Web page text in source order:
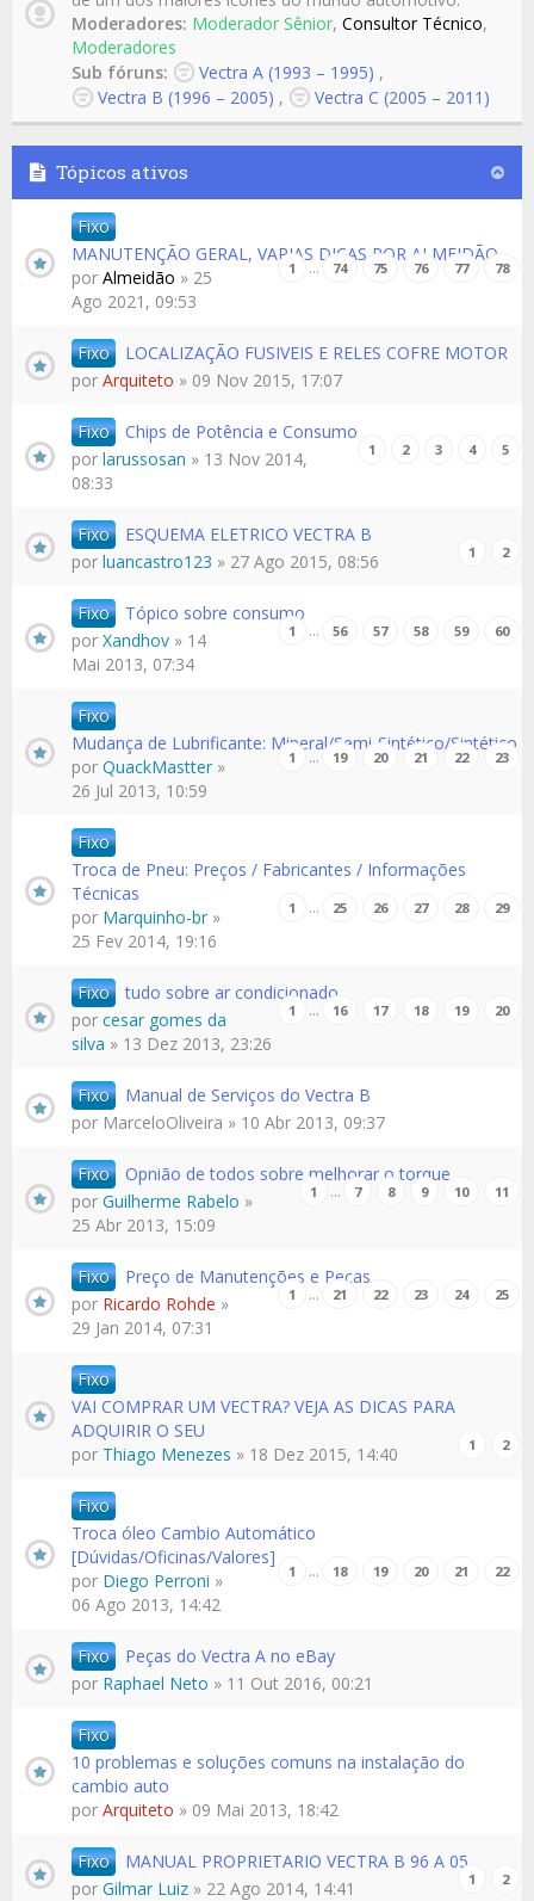
Moderadores: Moderador Sênior, Consultor Técnico,
Moderadores
Sub fóruns:
Vectra A (1993 – 1995) ,
Vectra B (1996 – 2005) , Vectra C (2005 – 2011)
Tópicos ativos
Fixo
MANUTENÇÃO GERAL, VARIAS DICAS POR ALMEIDÃO
1 … 74 75 76 77 78
por Almeidão » 25
Ago 2021, 09:53
Fixo
LOCALIZAÇÃO FUSIVEIS E RELES COFRE MOTOR
por Arquiteto » 09 Nov 2015, 17:07
Fixo Chips de Potência e Consumo
1 2 3 4 5
por larussosan » 13 Nov 2014,
08:33
Fixo ESQUEMA ELETRICO VECTRA B
1 2
por luancastro123 » 27 Ago 2015, 08:56
Fixo Tópico sobre consumo
1 … 56 57 58 59 60
por Xandhov » 14
Mai 2013, 07:34
Fixo
Mudança de Lubrificante: Mineral/Semi-Sintético/Sintético
1 … 19 20 21 22 23
por QuackMastter »
26 Jul 2013, 10:59
Fixo
Troca de Pneu: Preços / Fabricantes / Informações
Técnicas
1 … 25 26 27 28 29
por Marquinho-br »
25 Fev 2014, 19:16
Fixo tudo sobre ar condicionado
1 … 16 17 18 19 20
por cesar gomes da
silva » 13 Dez 2013, 23:26
Fixo
Manual de Serviços do Vectra B
por MarceloOliveira » 10 Abr 2013, 09:37
Fixo Opnião de todos sobre melhorar o torque
1 … 7 8 9 10 11
por Guilherme Rabelo »
25 Abr 2013, 15:09
Fixo Preço de Manutenções e Peças
1 … 21 22 23 24 25
por Ricardo Rohde »
29 Jan 2014, 07:31
Fixo
VAI COMPRAR UM VECTRA? VEJA AS DICAS PARA
ADQUIRIR O SEU
1 2
por Thiago Menezes » 18 Dez 2015, 14:40
Fixo
Troca óleo Cambio Automático
[Dúvidas/Oficinas/Valores]
1 … 18 19 20 21 22
por Diego Perroni »
06 Ago 2013, 14:42
Fixo
Peças do Vectra A no eBay
por Raphael Neto » 11 Out 2016, 00:21
Fixo
10 problemas e soluções comuns na instalação do
cambio auto
por Arquiteto » 09 Mai 2013, 18:42
Fixo MANUAL PROPRIETARIO VECTRA B 96 A 05
1 2
por Gilmar Luiz » 22 Ago 2014, 14:41